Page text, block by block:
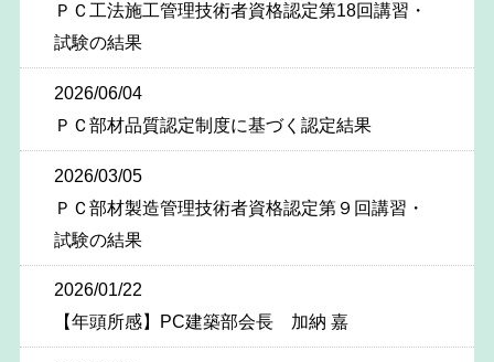
ＰＣ工法施工管理技術者資格認定第18回講習・
試験の結果
2026/06/04
ＰＣ部材品質認定制度に基づく認定結果
2026/03/05
ＰＣ部材製造管理技術者資格認定第９回講習・
試験の結果
2026/01/22
【年頭所感】PC建築部会長 加納 嘉